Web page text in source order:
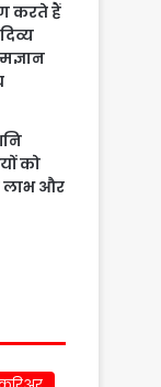
करते हैं
को
लाभ और